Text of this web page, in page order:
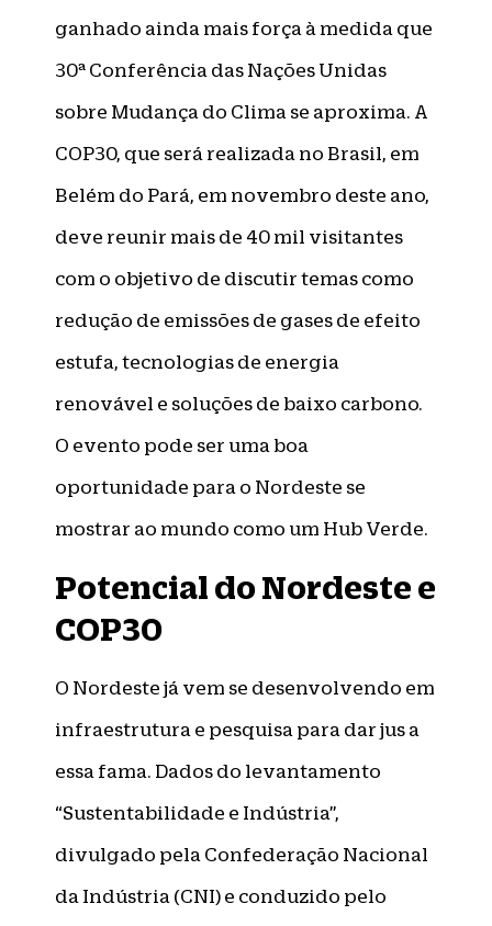
ganhado ainda mais força à medida que
30ª Conferência das Nações Unidas
sobre Mudança do Clima se aproxima. A
COP30, que será realizada no Brasil, em
Belém do Pará, em novembro deste ano,
deve reunir mais de 40 mil visitantes
com o objetivo de discutir temas como
redução de emissões de gases de efeito
estufa, tecnologias de energia
renovável e soluções de baixo carbono.
O evento pode ser uma boa
oportunidade para o Nordeste se
mostrar ao mundo como um Hub Verde.
Potencial do Nordeste e
COP30
O Nordeste já vem se desenvolvendo em
infraestrutura e pesquisa para dar jus a
essa fama. Dados do levantamento
“Sustentabilidade e Indústria”,
divulgado pela Confederação Nacional
da Indústria (CNI) e conduzido pelo